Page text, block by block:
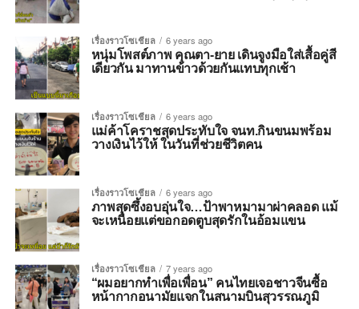
เรื่องราวโซเชียล 6 years ago
หนุ่มโพสต์ภาพ คุณตา-ยาย เดินจูงมือใส่เสื้อคู่สี
เดียวกัน มาทานข้าวด้วยกันแทบทุกเช้า
เรื่องราวโซเชียล 6 years ago
แม่ค้าโคราชสุดประทับใจ จนท.กินขนมพร้อม
วางเงินไว้ให้ ในวันที่ช่วยชีวิตคน
เรื่องราวโซเชียล 6 years ago
ภาพสุดซึ้งอบอุ่นใจ…ป้าพาหมามาผ่าคลอด แม้
จะเหนื่อยแต่ขอกอดตูบสุดรักในอ้อมแขน
เรื่องราวโซเชียล 7 years ago
“ผมอยากทำเพื่อเพื่อน” คนไทยเจอชาวจีนซื้อ
หน้ากากอนามัยแจกในสนามบินสุวรรณภูมิ